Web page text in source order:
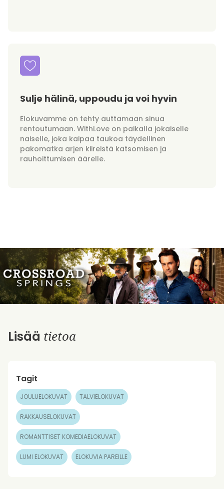
Sulje hälinä, uppoudu ja voi hyvin
Elokuvamme on tehty auttamaan sinua
rentoutumaan. WithLove on paikalla jokaiselle
naiselle, joka kaipaa taukoa täydellinen
pakomatka arjen kiireistä katsomisen ja
rauhoittumisen äärelle.
Lisää tietoa
Tagit
JOULUELOKUVAT TALVIELOKUVAT
RAKKAUSELOKUVAT
ROMANTTISET KOMEDIAELOKUVAT
LUMI ELOKUVAT ELOKUVIA PAREILLE